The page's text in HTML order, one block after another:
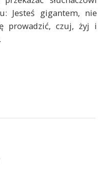
Jesteś gigantem, nie
prowadzić, czuj, żyj i